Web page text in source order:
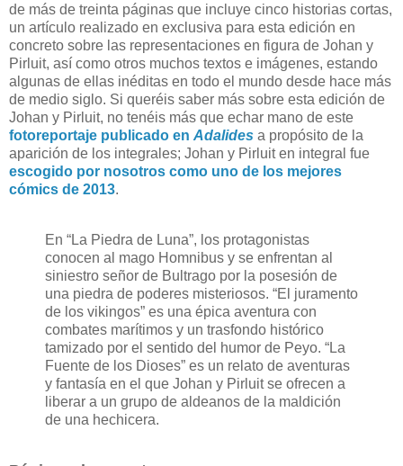
de más de treinta páginas que incluye cinco historias cortas,
un artículo realizado en exclusiva para esta edición en
concreto sobre las representaciones en figura de Johan y
Pirluit, así como otros muchos textos e imágenes, estando
algunas de ellas inéditas en todo el mundo desde hace más
de medio siglo. Si queréis saber más sobre esta edición de
Johan y Pirluit, no tenéis más que echar mano de este
fotoreportaje publicado en Adalides a propósito de la
aparición de los integrales; Johan y Pirluit en integral fue
escogido por nosotros como uno de los mejores
cómics de 2013.
En “La Piedra de Luna”, los protagonistas
conocen al mago Homnibus y se enfrentan al
siniestro señor de Bultrago por la posesión de
una piedra de poderes misteriosos. “El juramento
de los vikingos” es una épica aventura con
combates marítimos y un trasfondo histórico
tamizado por el sentido del humor de Peyo. “La
Fuente de los Dioses” es un relato de aventuras
y fantasía en el que Johan y Pirluit se ofrecen a
liberar a un grupo de aldeanos de la maldición
de una hechicera.